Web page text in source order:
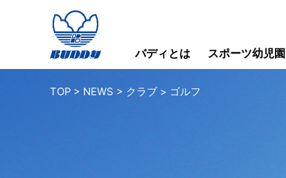
バディとは スポーツ幼児園
TOP > NEWS > クラブ > ゴルフ